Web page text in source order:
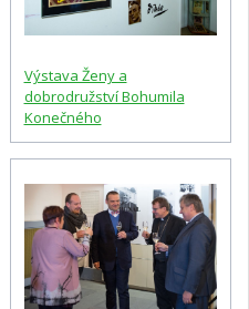
Výstava Ženy a
dobrodružství Bohumila
Konečného